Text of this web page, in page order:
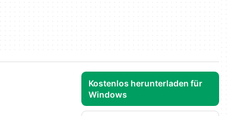
Kostenlos herunterladen für
Windows